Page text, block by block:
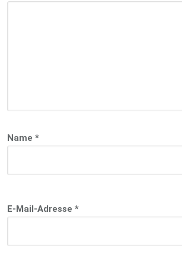
Name *
E-Mail-Adresse *